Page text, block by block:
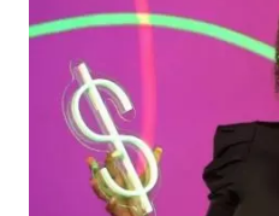
DEVE
NATÁLIA,
LINN
OU
JESSI?